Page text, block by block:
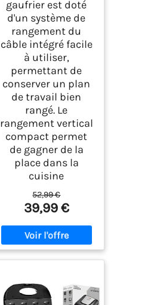
gaufrier est doté
d'un système de
rangement du
câble intégré facile
à utiliser,
permettant de
conserver un plan
de travail bien
rangé. Le
rangement vertical
compact permet
de gagner de la
place dans la
cuisine
52,99 €
39,99 €